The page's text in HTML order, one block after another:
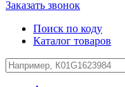
Заказать звонок
Поиск по коду
Каталог товаров